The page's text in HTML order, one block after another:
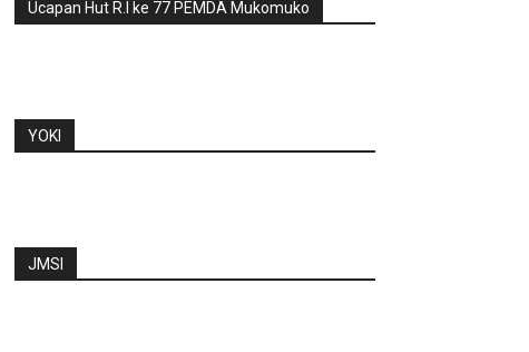
Ucapan Hut R.I ke 77 PEMDA Mukomuko
YOKI
JMSI